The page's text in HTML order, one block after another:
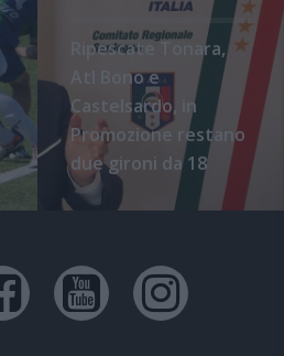
Ripescate Tonara,
Atl Bono e
Castelsardo, in
Promozione restano
due gironi da 18